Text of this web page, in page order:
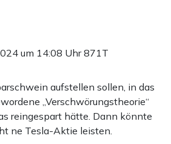
um 14:08 Uhr871T
aufstellen sollen, in das
„Verschwörungstheorie“
reingespart hätte. Dann könnte
ne Tesla-Aktie leisten.